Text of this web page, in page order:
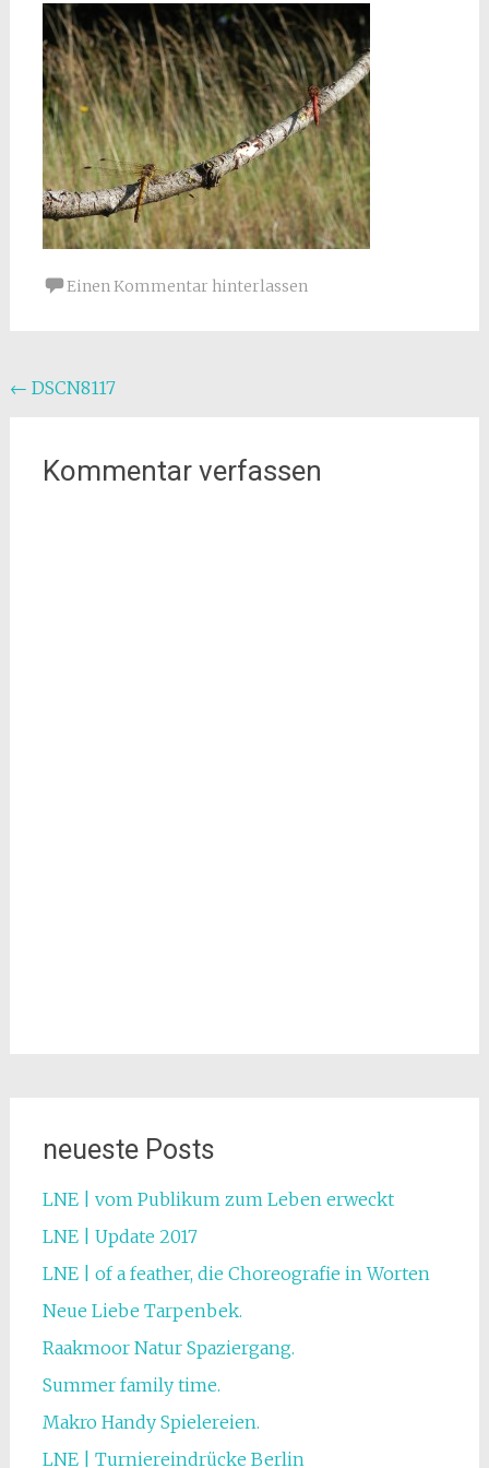
Einen Kommentar hinterlassen
Beitragsnavigation
← DSCN8117
Kommentar verfassen
neueste Posts
LNE | vom Publikum zum Leben erweckt
LNE | Update 2017
LNE | of a feather, die Choreografie in Worten
Neue Liebe Tarpenbek.
Raakmoor Natur Spaziergang.
Summer family time.
Makro Handy Spielereien.
LNE | Turniereindrücke Berlin